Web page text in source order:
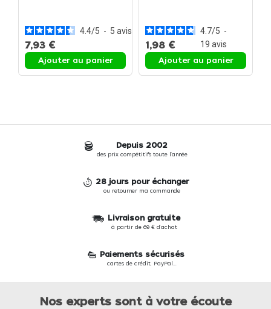
4.4/5 - 5 avis
7,93 €
Ajouter au panier
4.7/5 -
19 avis
1,98 €
Ajouter au panier
Depuis 2002
des prix compétitifs toute l'année
28 jours pour échanger
ou retourner ma commande
Livraison gratuite
à partir de 69 € d'achat
Paiements sécurisés
cartes de crédit, PayPal...
Nos experts sont à votre écoute